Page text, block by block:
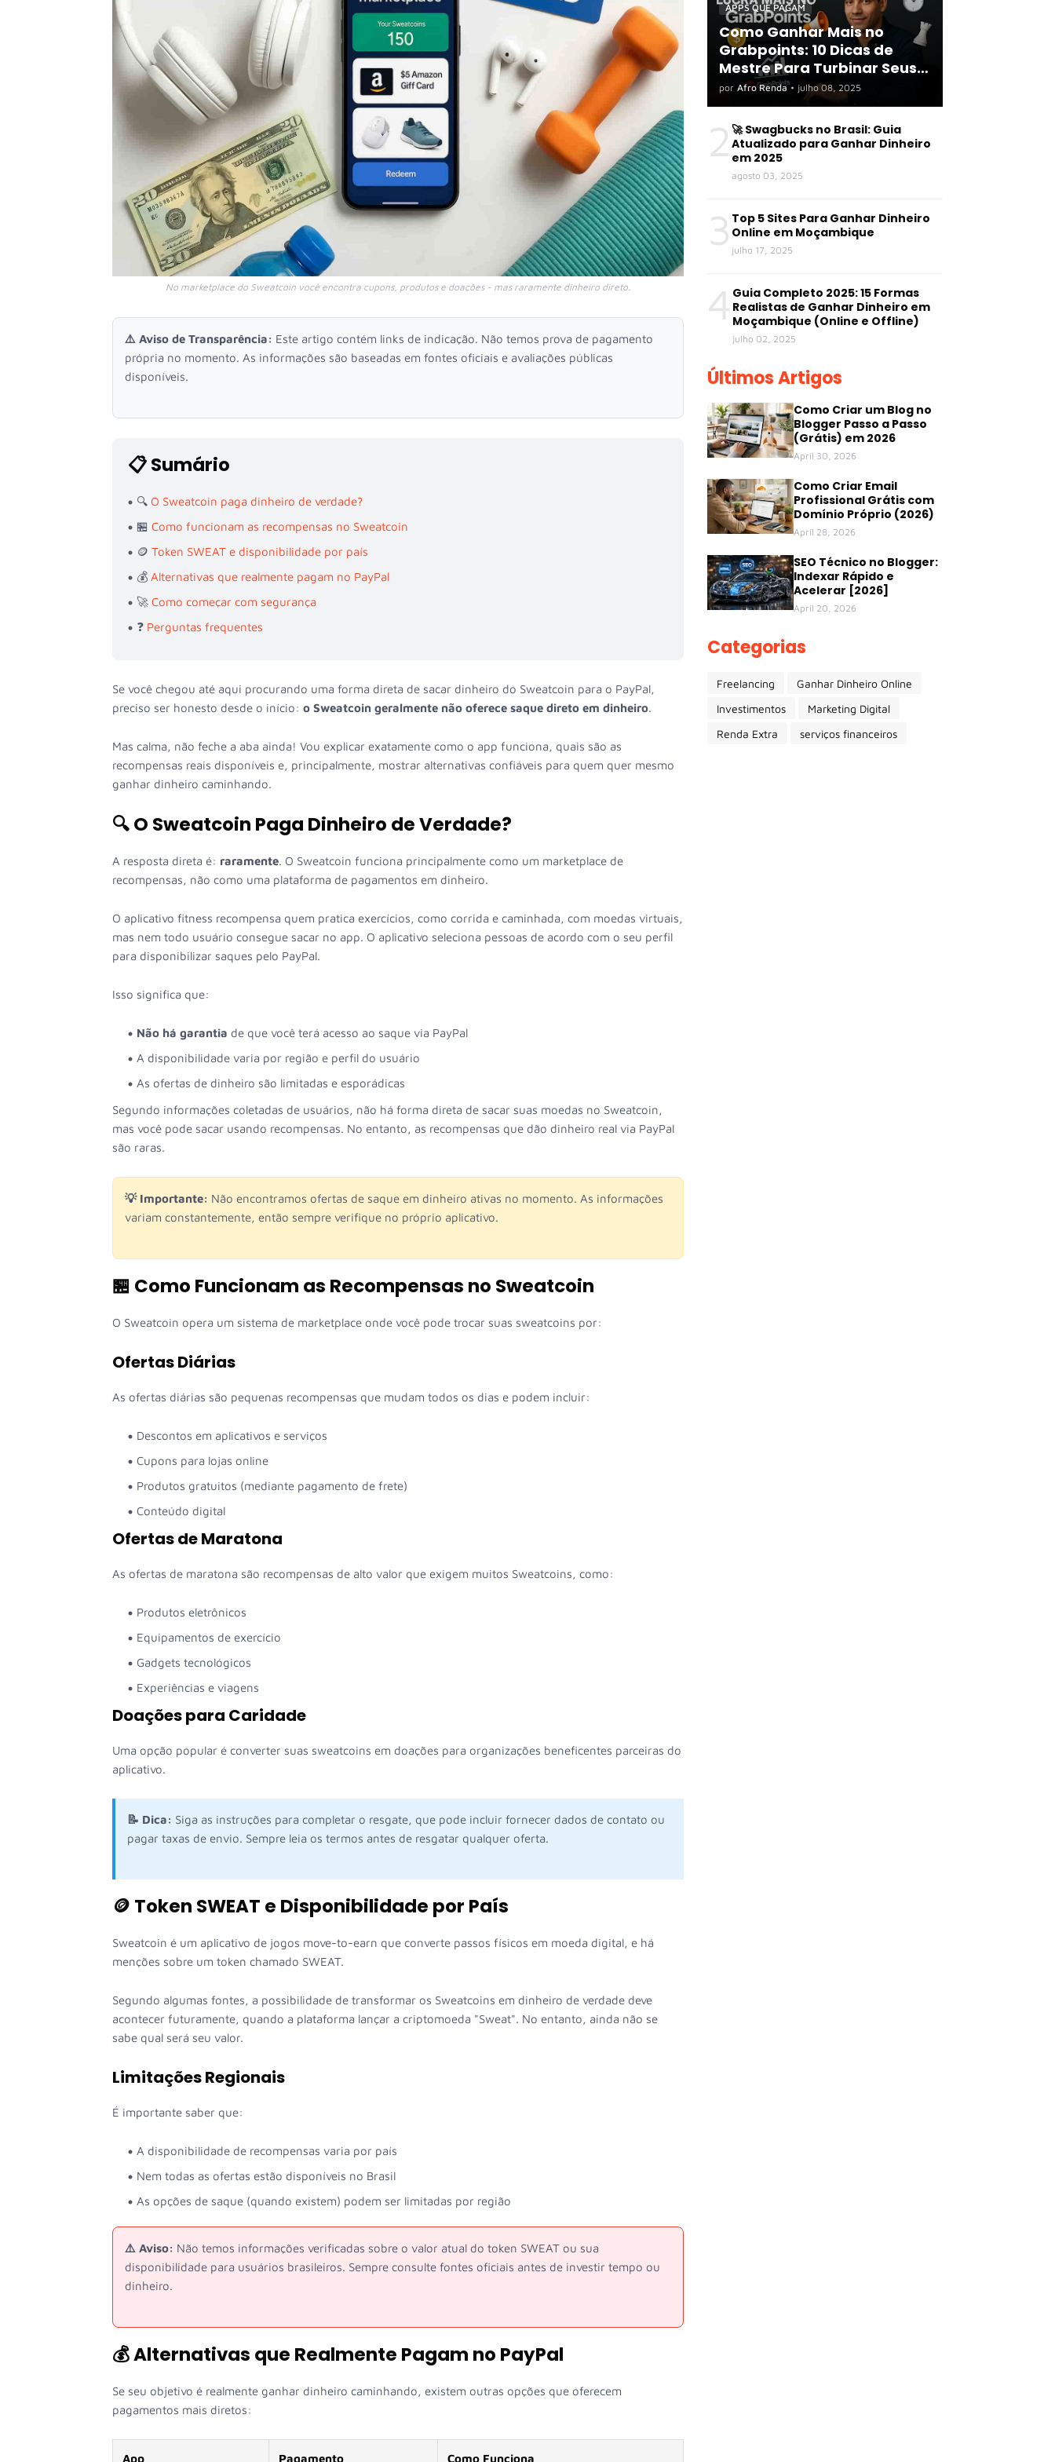
No marketplace do Sweatcoin você encontra cupons, produtos e doações - mas raramente dinheiro direto.
⚠️ Aviso de Transparência: Este artigo contém links de indicação. Não temos prova de pagamento
própria no momento. As informações são baseadas em fontes oficiais e avaliações públicas
disponíveis.
📋 Sumário
🔍 O Sweatcoin paga dinheiro de verdade?
🏪 Como funcionam as recompensas no Sweatcoin
🪙 Token SWEAT e disponibilidade por país
💰 Alternativas que realmente pagam no PayPal
🚀 Como começar com segurança
❓ Perguntas frequentes
Se você chegou até aqui procurando uma forma direta de sacar dinheiro do Sweatcoin para o PayPal,
preciso ser honesto desde o início: o Sweatcoin geralmente não oferece saque direto em dinheiro.
Mas calma, não feche a aba ainda! Vou explicar exatamente como o app funciona, quais são as
recompensas reais disponíveis e, principalmente, mostrar alternativas confiáveis para quem quer mesmo
ganhar dinheiro caminhando.
🔍 O Sweatcoin Paga Dinheiro de Verdade?
A resposta direta é: raramente. O Sweatcoin funciona principalmente como um marketplace de
recompensas, não como uma plataforma de pagamentos em dinheiro.
O aplicativo fitness recompensa quem pratica exercícios, como corrida e caminhada, com moedas virtuais,
mas nem todo usuário consegue sacar no app. O aplicativo seleciona pessoas de acordo com o seu perfil
para disponibilizar saques pelo PayPal.
Isso significa que:
Não há garantia de que você terá acesso ao saque via PayPal
A disponibilidade varia por região e perfil do usuário
As ofertas de dinheiro são limitadas e esporádicas
Segundo informações coletadas de usuários, não há forma direta de sacar suas moedas no Sweatcoin,
mas você pode sacar usando recompensas. No entanto, as recompensas que dão dinheiro real via PayPal
são raras.
💡 Importante: Não encontramos ofertas de saque em dinheiro ativas no momento. As informações
variam constantemente, então sempre verifique no próprio aplicativo.
🏪 Como Funcionam as Recompensas no Sweatcoin
O Sweatcoin opera um sistema de marketplace onde você pode trocar suas sweatcoins por:
Ofertas Diárias
As ofertas diárias são pequenas recompensas que mudam todos os dias e podem incluir:
Descontos em aplicativos e serviços
Cupons para lojas online
Produtos gratuitos (mediante pagamento de frete)
Conteúdo digital
Ofertas de Maratona
As ofertas de maratona são recompensas de alto valor que exigem muitos Sweatcoins, como:
Produtos eletrônicos
Equipamentos de exercício
Gadgets tecnológicos
Experiências e viagens
Doações para Caridade
Uma opção popular é converter suas sweatcoins em doações para organizações beneficentes parceiras do
aplicativo.
📝 Dica: Siga as instruções para completar o resgate, que pode incluir fornecer dados de contato ou
pagar taxas de envio. Sempre leia os termos antes de resgatar qualquer oferta.
🪙 Token SWEAT e Disponibilidade por País
Sweatcoin é um aplicativo de jogos move-to-earn que converte passos físicos em moeda digital, e há
menções sobre um token chamado SWEAT.
Segundo algumas fontes, a possibilidade de transformar os Sweatcoins em dinheiro de verdade deve
acontecer futuramente, quando a plataforma lançar a criptomoeda "Sweat". No entanto, ainda não se
sabe qual será seu valor.
Limitações Regionais
É importante saber que:
A disponibilidade de recompensas varia por país
Nem todas as ofertas estão disponíveis no Brasil
As opções de saque (quando existem) podem ser limitadas por região
⚠️ Aviso: Não temos informações verificadas sobre o valor atual do token SWEAT ou sua
disponibilidade para usuários brasileiros. Sempre consulte fontes oficiais antes de investir tempo ou
dinheiro.
💰 Alternativas que Realmente Pagam no PayPal
Se seu objetivo é realmente ganhar dinheiro caminhando, existem outras opções que oferecem
pagamentos mais diretos:
App Pagamento Como Funciona
APPS QUE PAGAM
Como Ganhar Mais no
Grabpoints: 10 Dicas de
Mestre Para Turbinar Seus
Ganhos em 2025
por Afro Renda • julho 08, 2025
2 🚀 Swagbucks no Brasil: Guia
Atualizado para Ganhar Dinheiro
em 2025
agosto 03, 2025
3 Top 5 Sites Para Ganhar Dinheiro
Online em Moçambique
julho 17, 2025
4 Guia Completo 2025: 15 Formas
Realistas de Ganhar Dinheiro em
Moçambique (Online e Offline)
julho 02, 2025
Últimos Artigos
Como Criar um Blog no
Blogger Passo a Passo
(Grátis) em 2026
April 30, 2026
Como Criar Email
Profissional Grátis com
Domínio Próprio (2026)
April 28, 2026
SEO Técnico no Blogger:
Indexar Rápido e
Acelerar [2026]
April 20, 2026
Categorias
Freelancing
Ganhar Dinheiro Online
Investimentos
Marketing Digital
Renda Extra
serviços financeiros